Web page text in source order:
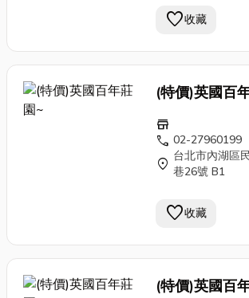
favorite收藏
(特價)英國百
Antique 刷色
花 門片 老門
store
call 02-27960199
location_on 台北市內湖區
巷26號 B1
favorite收藏
(特價)英國百